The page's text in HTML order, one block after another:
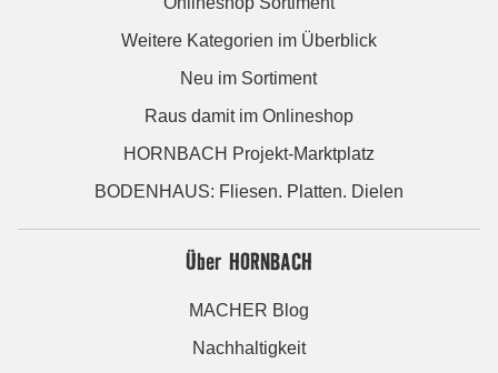
Weitere Kategorien im Überblick
Neu im Sortiment
Raus damit im Onlineshop
HORNBACH Projekt-Marktplatz
BODENHAUS: Fliesen. Platten. Dielen
Über HORNBACH
MACHER Blog
Nachhaltigkeit